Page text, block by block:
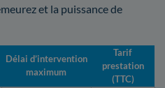
et la puissance de
Délai d’intervention
maximum
Tarif
prestation
(TTC)